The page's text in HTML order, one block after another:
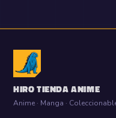
HIRO TIENDA ANIME
Anime · Manga ·